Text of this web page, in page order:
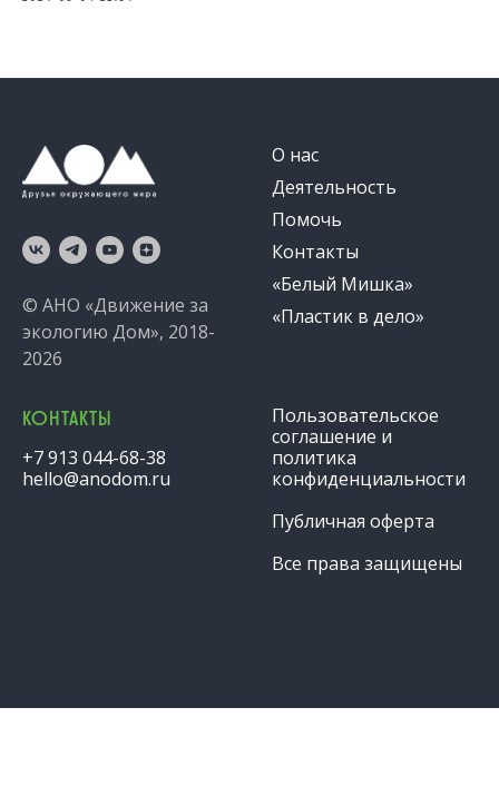
© АНО «Движение за
экологию Дом», 2018-
2026
О нас
Деятельность
Помочь
Контакты
«Белый Мишка»
«Пластик в дело»
КОНТАКТЫ
+7 913 044-68-38
hello@anodom.ru
Пользовательское
соглашение и
политика
конфиденциальности
Публичная оферта
Все права защищены